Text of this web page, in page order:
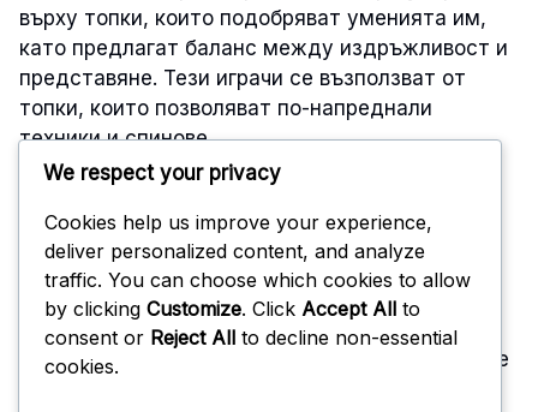
върху топки, които подобряват уменията им,
като предлагат баланс между издръжливост и
представяне. Тези играчи се възползват от
топки, които позволяват по-напреднали
техники и спинове.
проектирани за по-добър спин и контрол,
което ги прави подходящи за играчи, които
искат да усъвършенстват техниката си.
Топки Joola 3-Star: Известни със своя
отличен отскок и издръжливост, те често се
We respect your privacy
Cookies help us improve your experience,
deliver personalized content, and analyze
traffic. You can choose which cookies to allow
by clicking Customize. Click Accept All to
consent or Reject All to decline non-essential
cookies.